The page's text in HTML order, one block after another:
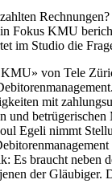
Fokus KMU
im Studio die
von Tele
mit
und betrügerischen
Egeli nimmt
Es braucht neben
der Gläubiger.